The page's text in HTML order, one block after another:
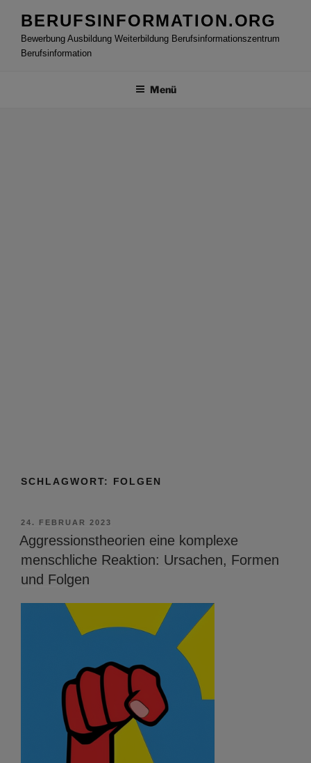
Inhalt
springen
BERUFSINFORMATION.ORG
Bewerbung Ausbildung Weiterbildung Berufsinformationszentrum
Berufsinformation
Menü
SCHLAGWORT: FOLGEN
VERÖFFENTLICHT
AM
24. FEBRUAR 2023
Aggressionstheorien eine komplexe
menschliche Reaktion: Ursachen, Formen
und Folgen